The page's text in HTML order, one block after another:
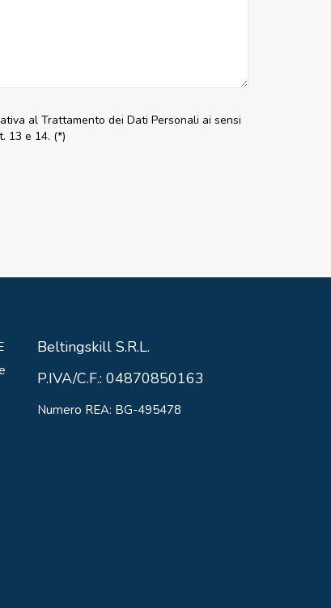
al Trattamento dei Dati Personali ai sensi
13 e 14. (*)
Beltingskill S.R.L.
P.IVA/C.F.: 04870850163
Numero REA: BG-495478